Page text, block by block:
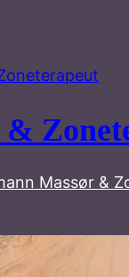
Massør &